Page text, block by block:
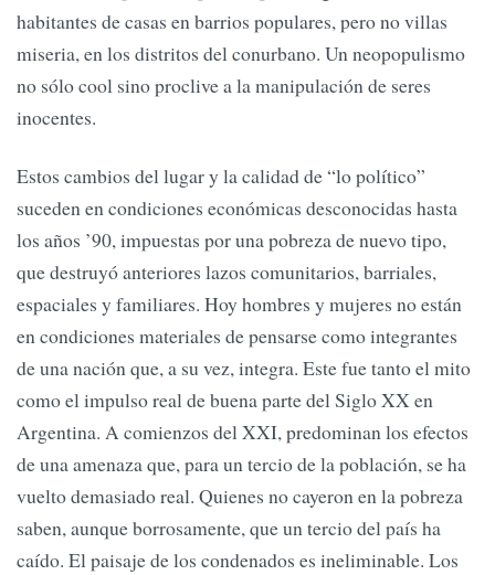
habitantes de casas en barrios populares, pero no villas
miseria, en los distritos del conurbano. Un neopopulismo
no sólo cool sino proclive a la manipulación de seres
inocentes.
Estos cambios del lugar y la calidad de “lo político”
suceden en condiciones económicas desconocidas hasta
los años ’90, impuestas por una pobreza de nuevo tipo,
que destruyó anteriores lazos comunitarios, barriales,
espaciales y familiares. Hoy hombres y mujeres no están
en condiciones materiales de pensarse como integrantes
de una nación que, a su vez, integra. Este fue tanto el mito
como el impulso real de buena parte del Siglo XX en
Argentina. A comienzos del XXI, predominan los efectos
de una amenaza que, para un tercio de la población, se ha
vuelto demasiado real. Quienes no cayeron en la pobreza
saben, aunque borrosamente, que un tercio del país ha
caído. El paisaje de los condenados es ineliminable. Los